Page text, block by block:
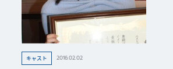
キャスト 2016.02.02